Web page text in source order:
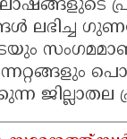
ലഭിച്ച